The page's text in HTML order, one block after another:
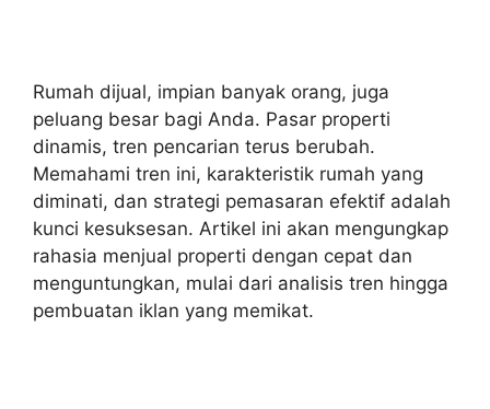
Rumah dijual, impian banyak orang, juga
peluang besar bagi Anda. Pasar properti
dinamis, tren pencarian terus berubah.
Memahami tren ini, karakteristik rumah yang
diminati, dan strategi pemasaran efektif adalah
kunci kesuksesan. Artikel ini akan mengungkap
rahasia menjual properti dengan cepat dan
menguntungkan, mulai dari analisis tren hingga
pembuatan iklan yang memikat.